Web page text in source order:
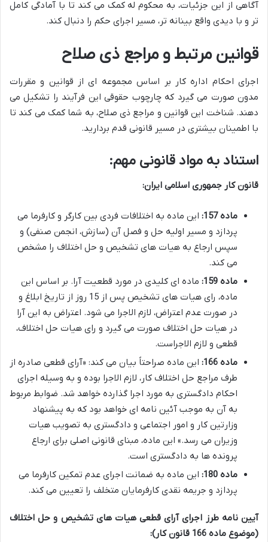
آگاهی از این جزئیات، به محکوم له کمک می کند تا با آمادگی کامل
تر و با دیدی واقع بینانه تر، مسیر اجرای حکم را دنبال کند.
قوانین مرتبط و مراجع ذی صلاح
اجرای احکام اداره کار بر اساس مجموعه ای از قوانین و مقررات
مدون صورت می گیرد که چارچوب حقوقی این فرآیند را تشکیل می
دهند. شناخت این قوانین و مراجع ذی صلاح، به شما کمک می کند تا
با اطمینان بیشتری در مسیر قانونی قدم بردارید.
استناد به مواد قانونی مهم:
قانون کار جمهوری اسلامی ایران:
ماده 157:
این ماده به اختلافات فردی بین کارگر و کارفرما می
پردازد و مسیر اولیه حل و فصل آن (سازش، انجمن صنفی) و
سپس ارجاع به هیات های تشخیص و حل اختلاف را مشخص
می کند.
ماده 159:
ماده ای کلیدی در مورد قطعیت آرا. بر اساس این
ماده، رای هیات های تشخیص پس از 15 روز از تاریخ ابلاغ و
در صورت عدم اعتراض، لازم الاجرا می شود. اعتراض به این آرا
در هیات حل اختلاف صورت می گیرد و رای هیات حل اختلاف،
قطعی و لازم الاجراست.
ماده 166:
این ماده صراحتاً بیان می کند: «آرای قطعی صادره از
طرف مراجع حل اختلاف کار، لازم الاجرا بوده و به وسیله اجرای
احکام دادگستری به مورد اجرا گذارده خواهد شد. ضوابط مربوط
به آن به موجب آئین نامه ای خواهد بود که به پیشنهاد
وزارتین کار و امور اجتماعی و دادگستری به تصویب هیات
وزیران می رسد.» این ماده، مبنای قانونی اصلی برای ارجاع
پرونده ها به دادگستری است.
ماده 180:
این ماده به ضمانت اجرای عدم تمکین کارفرما می
پردازد و جریمه نقدی کارفرمایان متخلف را تعیین می کند.
آیین نامه طرز اجرای آرای قطعی هیات های تشخیص و حل اختلاف
(موضوع ماده 166 قانون کار):